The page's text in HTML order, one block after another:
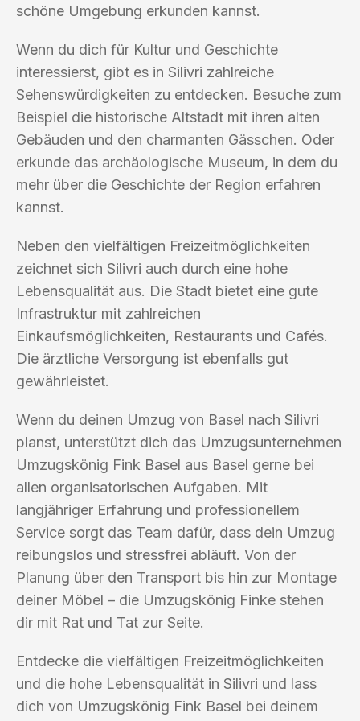
schöne Umgebung erkunden kannst.
Wenn du dich für Kultur und Geschichte
interessierst, gibt es in Silivri zahlreiche
Sehenswürdigkeiten zu entdecken. Besuche zum
Beispiel die historische Altstadt mit ihren alten
Gebäuden und den charmanten Gässchen. Oder
erkunde das archäologische Museum, in dem du
mehr über die Geschichte der Region erfahren
kannst.
Neben den vielfältigen Freizeitmöglichkeiten
zeichnet sich Silivri auch durch eine hohe
Lebensqualität aus. Die Stadt bietet eine gute
Infrastruktur mit zahlreichen
Einkaufsmöglichkeiten, Restaurants und Cafés.
Die ärztliche Versorgung ist ebenfalls gut
gewährleistet.
Wenn du deinen Umzug von Basel nach Silivri
planst, unterstützt dich das Umzugsunternehmen
Umzugskönig Fink Basel aus Basel gerne bei
allen organisatorischen Aufgaben. Mit
langjähriger Erfahrung und professionellem
Service sorgt das Team dafür, dass dein Umzug
reibungslos und stressfrei abläuft. Von der
Planung über den Transport bis hin zur Montage
deiner Möbel – die Umzugskönig Finke stehen
dir mit Rat und Tat zur Seite.
Entdecke die vielfältigen Freizeitmöglichkeiten
und die hohe Lebensqualität in Silivri und lass
dich von Umzugskönig Fink Basel bei deinem